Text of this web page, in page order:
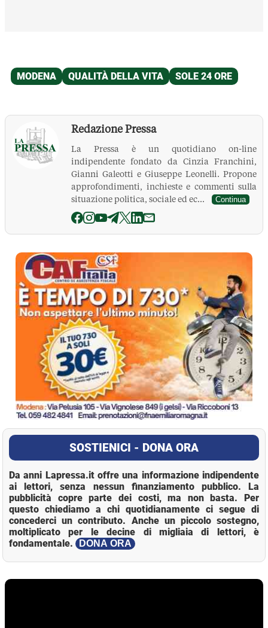
Redazione Pressa
La Pressa è un quotidiano on-line
indipendente fondato da Cinzia Franchini,
Gianni Galeotti e Giuseppe Leonelli. Propone
approfondimenti, inchieste e commenti sulla
situazione politica, sociale ed ec...
Continua
La Pressa
SOSTIENICI - DONA ORA
Da anni Lapressa.it offre una informazione indipendente
ai lettori, senza nessun finanziamento pubblico. La
pubblicità copre parte dei costi, ma non basta. Per
questo chiediamo a chi quotidianamente ci segue di
concederci un contributo. Anche un piccolo sostegno,
moltiplicato per le decine di migliaia di lettori, è
fondamentale.
DONA ORA